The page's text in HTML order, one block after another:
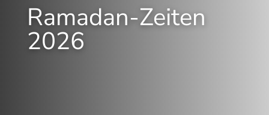
Ramadan-Zeiten
2026